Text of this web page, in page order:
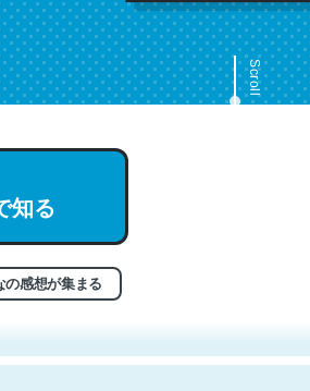
Scroll
知る
の感想が集まる
。彼はとてもクレバーなんだろうなと凄く
自分はこの流れ好き。Let’s Fucking Go.
が信じられるかい？ by ラーズ・ヌートバー